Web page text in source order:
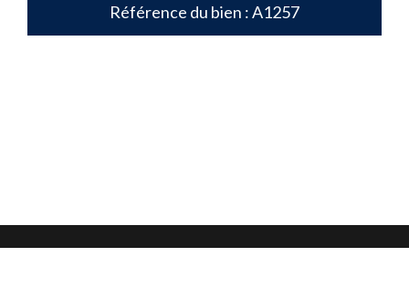
Référence du bien : A1257
Mentions légales